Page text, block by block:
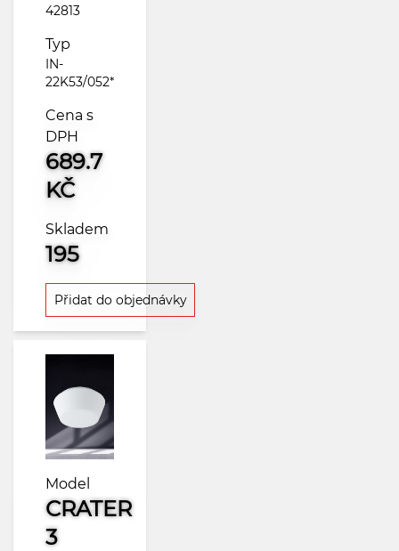
42813
Typ
IN-
22K53/052*
Cena s
DPH
689.7
KČ
Skladem
195
Přidat do objednávky
Model
CRATER
3